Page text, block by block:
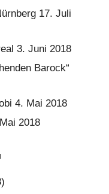
17. Juli
3. Juni 2018
Barock“
4. Mai 2018
2018